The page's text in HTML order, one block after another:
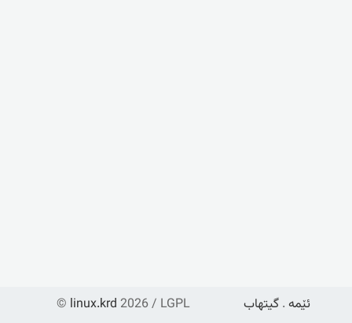
© linux.krd 2026 / LGPL ئێمە . گیتهاب